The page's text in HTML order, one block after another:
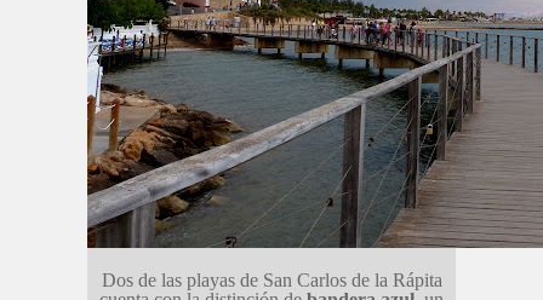
Dos de las playas de San Carlos de la Rápita